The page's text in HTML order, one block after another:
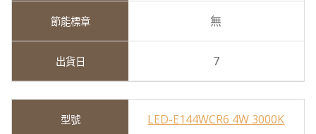
無
7
LED-E144WCR6 4W 3000K